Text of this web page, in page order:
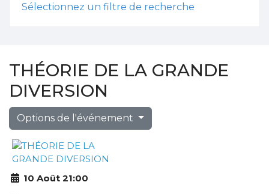
Sélectionnez un filtre de recherche
THÉORIE DE LA GRANDE
DIVERSION
Options de l'événement
10 Août 21:00